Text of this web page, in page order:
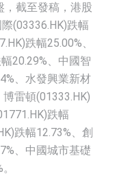
，截至發稿，港股
(03336.HK)跌幅
跌幅25.00%、
20.29%、中國智
、水發興業新材
雷頓(01333.HK)
跌幅
跌幅12.73%、創
、中國城市基礎